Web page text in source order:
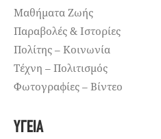
Μαθήματα Ζωής
Παραβολές & Ιστορίες
Πολίτης – Κοινωνία
Τέχνη – Πολιτισμός
Φωτογραφίες – Βίντεο
ΥΓΕΊΑ